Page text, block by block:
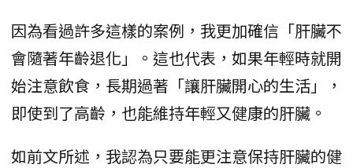
因為看過許多這樣的案例，我更加確信「肝臟不
會隨著年齡退化」。這也代表，如果年輕時就開
始注意飲食，長期過著「讓肝臟開心的生活」，
即使到了高齡，也能維持年輕又健康的肝臟。
如前文所述，我認為只要能更注意保持肝臟的健